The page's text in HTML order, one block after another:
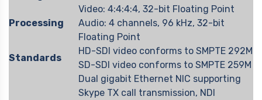
Processing
Video: 4:4:4:4, 32-bit Floating Point
Audio: 4 channels, 96 kHz, 32-bit
Floating Point
Standards
HD-SDI video conforms to SMPTE 292M
SD-SDI video conforms to SMPTE 259M
Dual gigabit Ethernet NIC supporting
Skype TX call transmission, NDI